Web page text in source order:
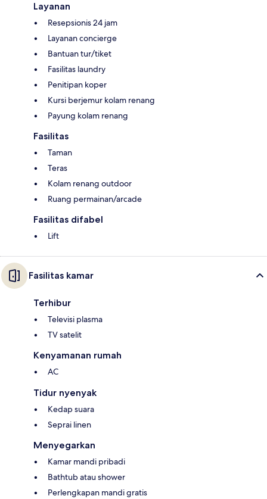
Layanan
Resepsionis 24 jam
Layanan concierge
Bantuan tur/tiket
Fasilitas laundry
Penitipan koper
Kursi berjemur kolam renang
Payung kolam renang
Fasilitas
Taman
Teras
Kolam renang outdoor
Ruang permainan/arcade
Fasilitas difabel
Lift
Fasilitas kamar
Terhibur
Televisi plasma
TV satelit
Kenyamanan rumah
AC
Tidur nyenyak
Kedap suara
Seprai linen
Menyegarkan
Kamar mandi pribadi
Bathtub atau shower
Perlengkapan mandi gratis